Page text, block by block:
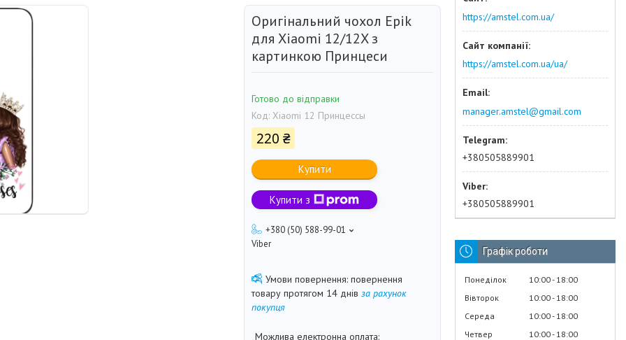
Оригінальний чохол Epik
для Xiaomi 12/12X з
картинкою Принцеси
Готово до відправки
Код: Xiaomi 12 Принцессы
220 ₴
Купити
Купити з
+380 (50) 588-99-01
Viber
повернення
товару протягом 14 днів за рахунок
покупця
https://amstel.com.ua/
https://amstel.com.ua/ua/
manager.amstel@gmail.com
+380505889901
+380505889901
Графік роботи
Понеділок 10:00 18:00
Вівторок
10:00 18:00
Середа
10:00 18:00
Четвер
10:00 18:00